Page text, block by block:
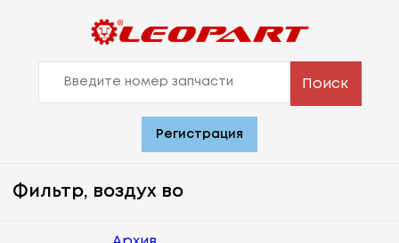
Поиск
Регистрация
Фильтр, воздух во